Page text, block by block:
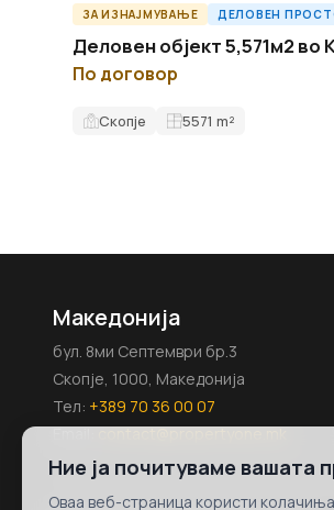
ЗА ИЗНАЈМУВАЊЕ ДЕЛОВЕН
Деловен објект 5,571м2 во
По договор
Скопје 5571 m²
Ние ја почитуваме вашата
Оваа веб-страница користи
Македонија
бул. 8ми Септември бр.3
Скопје, 1000, Македонија
Тел: +389 70 36 00 07
Email:contact@propertyone.mk